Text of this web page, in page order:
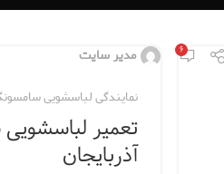
۶ مدیر سایت
نمایندگی لباسشویی
تعمیر
آذربایجان